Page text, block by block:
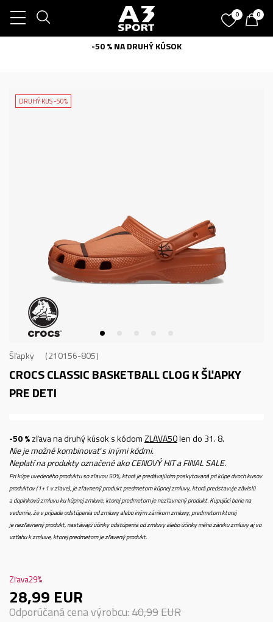
0 0
-50 % NA DRUHÝ KÚSOK
DRUHÝ KUS -50%
Šľapky 210156-805
CROCS CLASSIC BASKETBALL CLOG KŠĽAPKY
PRE DETI
-50 %zľava na druhý kúsok s kódomZLAVA50len do 31. 8.
Nie je možné kombinovať s inými kódmi.
Neplatí na produkty označené ako CENOVÝ HIT a FINAL SALE.
Pri kúpe uvedeného produktu so zľavou 50%, ktorá je predávajúcim poskytovaná pri kúpe dvoch kusov
produktov (1+1 v zľave), je zľavnený produkt predmetom kúpnej zmluvy, ktorá predstavuje závislú
a doplnkovú zmluvu ku kúpnej zmluve, ktorej predmetom je nezľavnený produkt. Kupujúci berie na
vedomie, že v prípade odstúpenia od zmluvy alebo iným zánikom zmluvy, predmetom ktorej
je nezľavnený produkt, nastávajú účinky odstúpenia od zmluvy alebo účinky iného zániku zmluvy aj vo
vzťahu k zmluve, ktorej predmetom je zľavený produkt.
Zľava29%
28,99 EUR
Odporúčaná cena výrobcu:40,99EUR